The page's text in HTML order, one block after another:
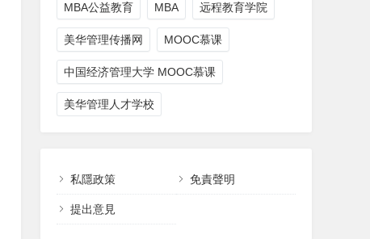
MBA公益教育 MBA 远程教育学院
美华管理传播网 MOOC慕课
中国经济管理大学 MOOC慕课
美华管理人才学校
私隱政策 免責聲明
提出意見